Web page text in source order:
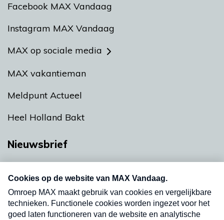
Facebook MAX Vandaag
Instagram MAX Vandaag
MAX op sociale media
MAX vakantieman
Meldpunt Actueel
Heel Holland Bakt
Nieuwsbrief
Neem hier een gratis abonnement op onze
nieuwsbrief. Elke vrijdag- en dinsdagochtend in
uw mailbox.
Verzend